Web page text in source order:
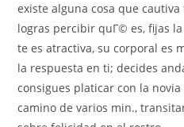
existe alguna cosa que
logras percibir quГ© es, fijas
te es atractiva, su corporal es
la respuesta en ti; decides
consigues platicar con la
camino de varios min.,